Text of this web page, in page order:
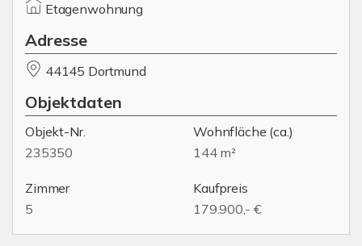
Etagenwohnung
Adresse
44145 Dortmund
Objektdaten
Objekt-Nr.
235350
Wohnfläche (ca.)
144 m²
Zimmer
5
Kaufpreis
179.900,- €